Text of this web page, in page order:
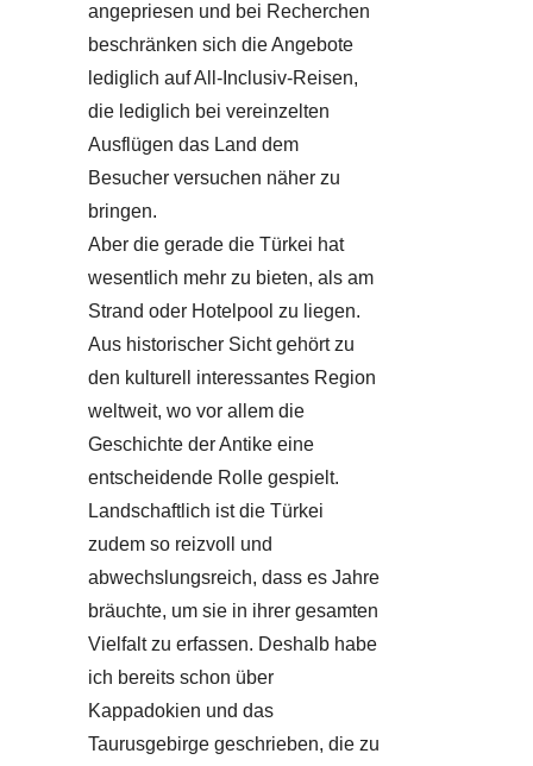
angepriesen und bei Recherchen
beschränken sich die Angebote
lediglich auf All-Inclusiv-Reisen,
die lediglich bei vereinzelten
Ausflügen das Land dem
Besucher versuchen näher zu
bringen.
Aber die gerade die Türkei hat
wesentlich mehr zu bieten, als am
Strand oder Hotelpool zu liegen.
Aus historischer Sicht gehört zu
den kulturell interessantes Region
weltweit, wo vor allem die
Geschichte der Antike eine
entscheidende Rolle gespielt.
Landschaftlich ist die Türkei
zudem so reizvoll und
abwechslungsreich, dass es Jahre
bräuchte, um sie in ihrer gesamten
Vielfalt zu erfassen. Deshalb habe
ich bereits schon über
Kappadokien und das
Taurusgebirge geschrieben, die zu